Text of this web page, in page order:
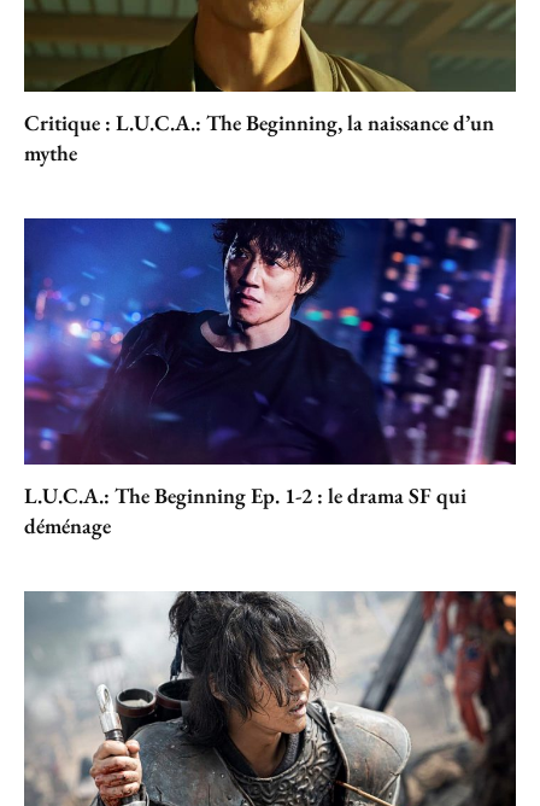
Critique : L.U.C.A.: The Beginning, la naissance d’un
mythe
L.U.C.A.: The Beginning Ep. 1-2 : le drama SF qui
déménage